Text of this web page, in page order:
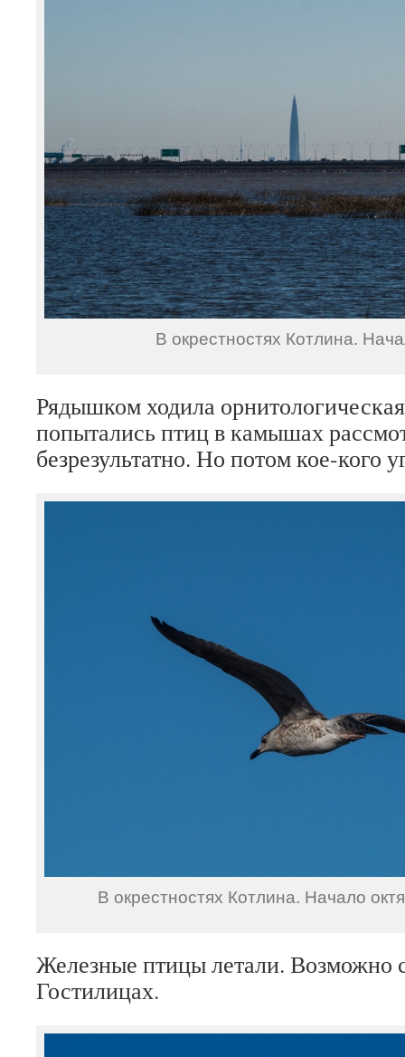
В окрестностях Котлина.
Рядышком ходила
попытались птиц в камышах
безрезультатно. Но потом кое-кого
В окрестностях Котлина. Начало
Железные птицы летали. Возможно
Гостилицах.